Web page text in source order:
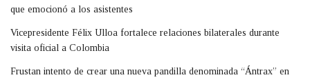
que emocionó a los asistentes
Vicepresidente Félix Ulloa fortalece relaciones bilaterales durante
visita oficial a Colombia
Frustan intento de crear una nueva pandilla denominada “Ántrax” en